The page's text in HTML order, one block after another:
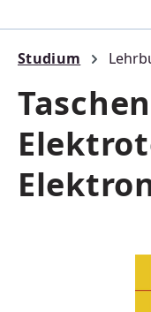
Studium
Bildergalerie